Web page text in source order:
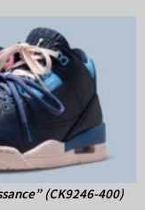
(CK9246-400)